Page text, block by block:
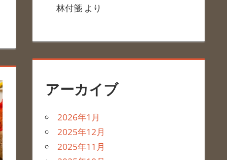
林付箋より
アーカイブ
2026年1月
2025年12月
2025年11月